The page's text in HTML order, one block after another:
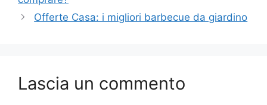
Offerte Casa: i migliori barbecue da giardino
Lascia un commento